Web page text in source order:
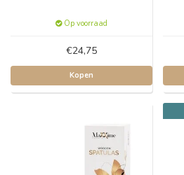
Op voorraad
€24,75
Kopen